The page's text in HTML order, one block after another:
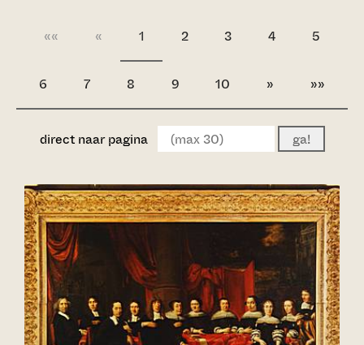
«« « 1 2 3 4 5
6 7 8 9 10 » »»
direct naar pagina ga!